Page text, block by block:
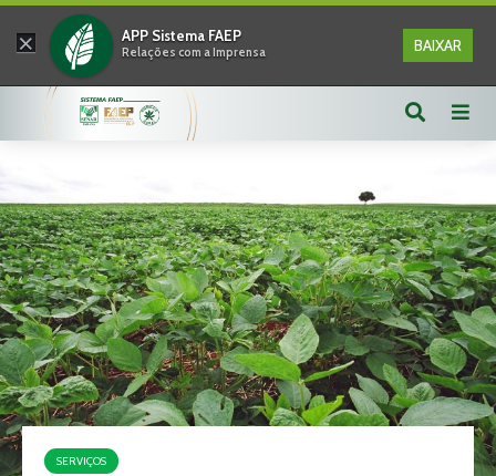
× APP Sistema FAEP
Relações com a Imprensa BAIXAR
SERVIÇOS